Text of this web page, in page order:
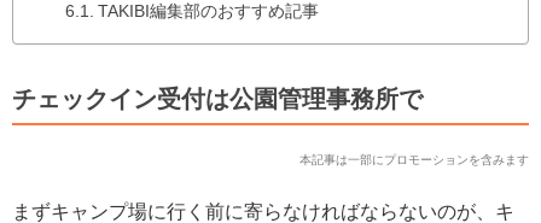
TAKIBI編集部のおすすめ記事
チェックイン受付は公園管理事務所で
本記事は一部にプロモーションを含みます
まずキャンプ場に行く前に寄らなければならないのが、キ